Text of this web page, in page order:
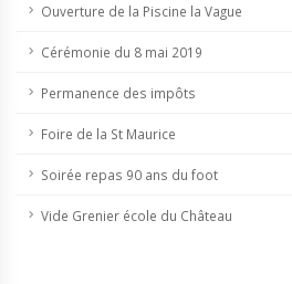
Ouverture de la Piscine la Vague
Cérémonie du 8 mai 2019
Permanence des impôts
Foire de la St Maurice
Soirée repas 90 ans du foot
Vide Grenier école du Château